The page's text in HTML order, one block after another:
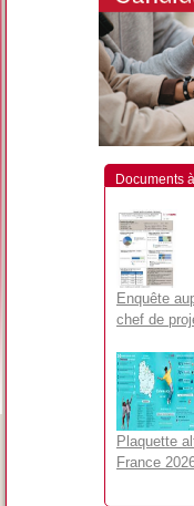
Documents
Enquête
chef de
Plaquette
France